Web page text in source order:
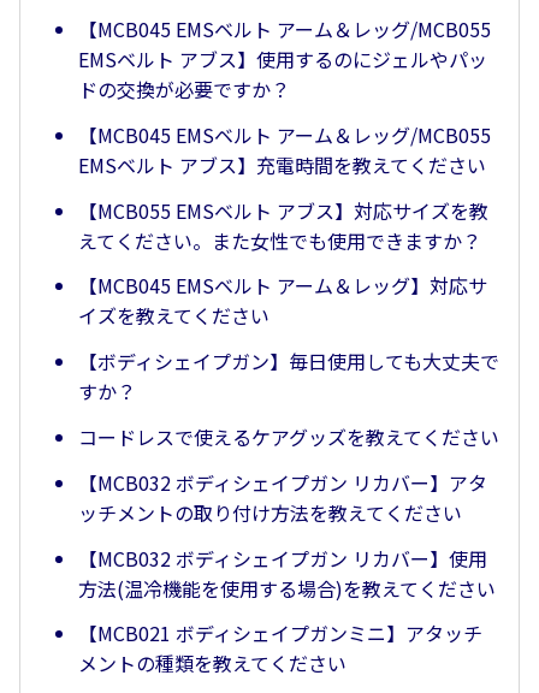
【MCB045 EMSベルト アーム＆レッグ/MCB055
EMSベルト アブス】使用するのにジェルやパッ
ドの交換が必要ですか？
【MCB045 EMSベルト アーム＆レッグ/MCB055
EMSベルト アブス】充電時間を教えてください
【MCB055 EMSベルト アブス】対応サイズを教
えてください。また女性でも使用できますか？
【MCB045 EMSベルト アーム＆レッグ】対応サ
イズを教えてください
【ボディシェイプガン】毎日使用しても大丈夫で
すか？
コードレスで使えるケアグッズを教えてください
【MCB032 ボディシェイプガン リカバー】アタ
ッチメントの取り付け方法を教えてください
【MCB032 ボディシェイプガン リカバー】使用
方法(温冷機能を使用する場合)を教えてください
【MCB021 ボディシェイプガンミニ】アタッチ
メントの種類を教えてください